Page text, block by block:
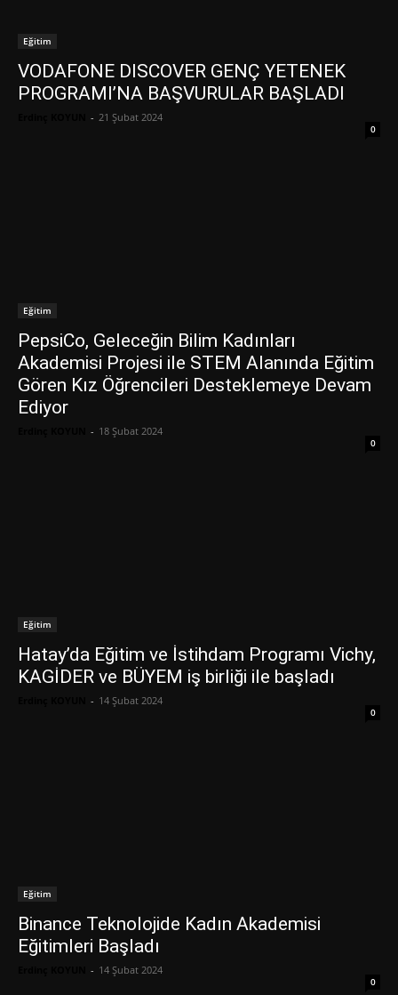
Eğitim
VODAFONE DISCOVER GENÇ YETENEK
PROGRAMI’NA BAŞVURULAR BAŞLADI
- 21 Şubat 2024
0
Eğitim
PepsiCo, Geleceğin Bilim Kadınları
Akademisi Projesi ile STEM Alanında Eğitim
Gören Kız Öğrencileri Desteklemeye Devam
Ediyor
- 18 Şubat 2024
0
Eğitim
Hatay’da Eğitim ve İstihdam Programı Vichy,
KAGİDER ve BÜYEM iş birliği ile başladı
- 14 Şubat 2024
0
Eğitim
Binance Teknolojide Kadın Akademisi
Eğitimleri Başladı
- 14 Şubat 2024
0